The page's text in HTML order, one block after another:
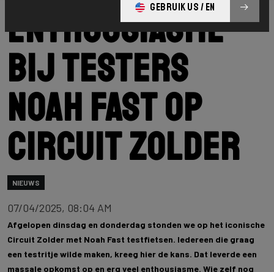
enthousiasme
bij testers
Noah Fast op
Circuit Zolder
NIEUWS
07/04/2025, 08:04 AM
Afgelopen dinsdag en donderdag stonden we op het iconische
Circuit Zolder met Noah Fast testfietsen. Iedereen die graag
een testritje wilde maken, kreeg hier de kans. Dat leverde een
massale opkomst op en erg veel enthousiasme. Wie zelf nog
GEBRUIK US / EN